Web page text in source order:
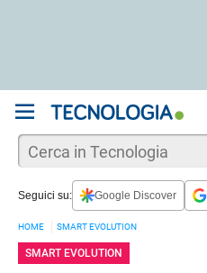
Seguici su: Google Discover
HOME SMART EVOLUTION
SMART EVOLUTION